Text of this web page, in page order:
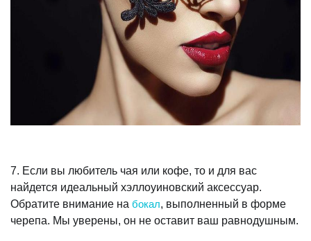
7. Если вы любитель чая или кофе, то и для вас
найдется идеальный хэллоуиновский аксессуар.
Обратите внимание на бокал, выполненный в форме
черепа. Мы уверены, он не оставит ваш равнодушным.